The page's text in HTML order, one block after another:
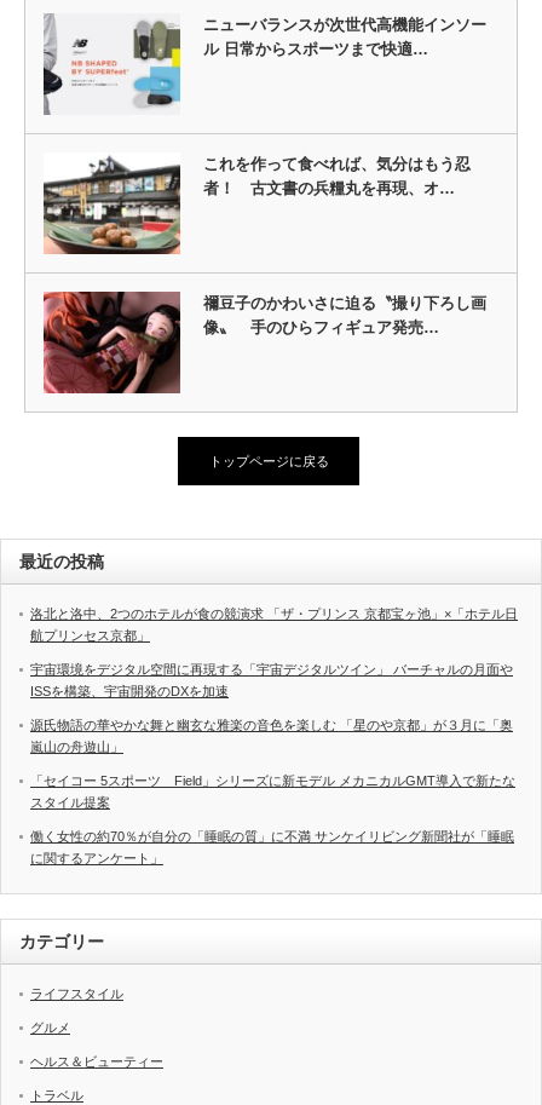
ニューバランスが次世代高機能インソー
ル 日常からスポーツまで快適…
これを作って食べれば、気分はもう忍
者！ 古文書の兵糧丸を再現、オ…
禰豆子のかわいさに迫る〝撮り下ろし画
像〟 手のひらフィギュア発売…
トップページに戻る
最近の投稿
洛北と洛中、2つのホテルが食の競演求 「ザ・プリンス 京都宝ヶ池」×「ホテル日
航プリンセス京都」
宇宙環境をデジタル空間に再現する「宇宙デジタルツイン」 バーチャルの月面や
ISSを構築、宇宙開発のDXを加速
源氏物語の華やかな舞と幽玄な雅楽の音色を楽しむ 「星のや京都」が３月に「奥
嵐山の舟遊山」
「セイコー 5スポーツ Field」シリーズに新モデル メカニカルGMT導入で新たな
スタイル提案
働く女性の約70％が自分の「睡眠の質」に不満 サンケイリビング新聞社が「睡眠
に関するアンケート」
カテゴリー
ライフスタイル
グルメ
ヘルス＆ビューティー
トラベル